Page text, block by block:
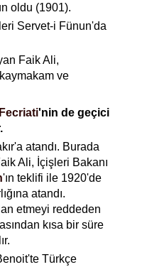
oldu (1901).
Servet-i Fünun'da
Faik Ali,
ve
Fecriati'nin de geçici
atandı. Burada
Ali, İçişleri Bakanı
'ın teklifi ile 1920'de
atandı.
etmeyi reddeden
kısa bir süre
Türkçe